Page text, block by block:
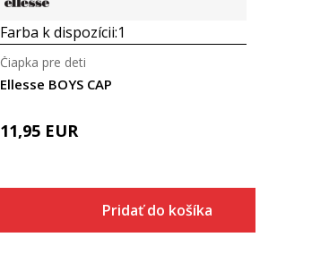
Farba k dispozícii:1
Ellesse BOYS CAP
Čiapka pre deti
11,95 EUR
Pridať do košíka